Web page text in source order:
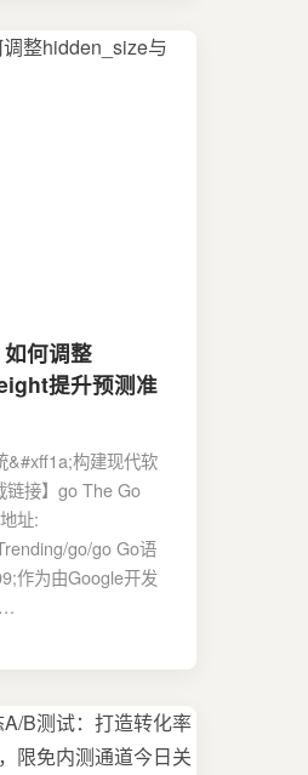
何调整
提升预测准
&#xff1a;构建现代软
链接】go The Go
址:
go/go Go语
作为由Google开发